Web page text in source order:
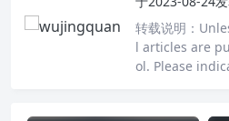
转载说明：
l articles are
ol. Please